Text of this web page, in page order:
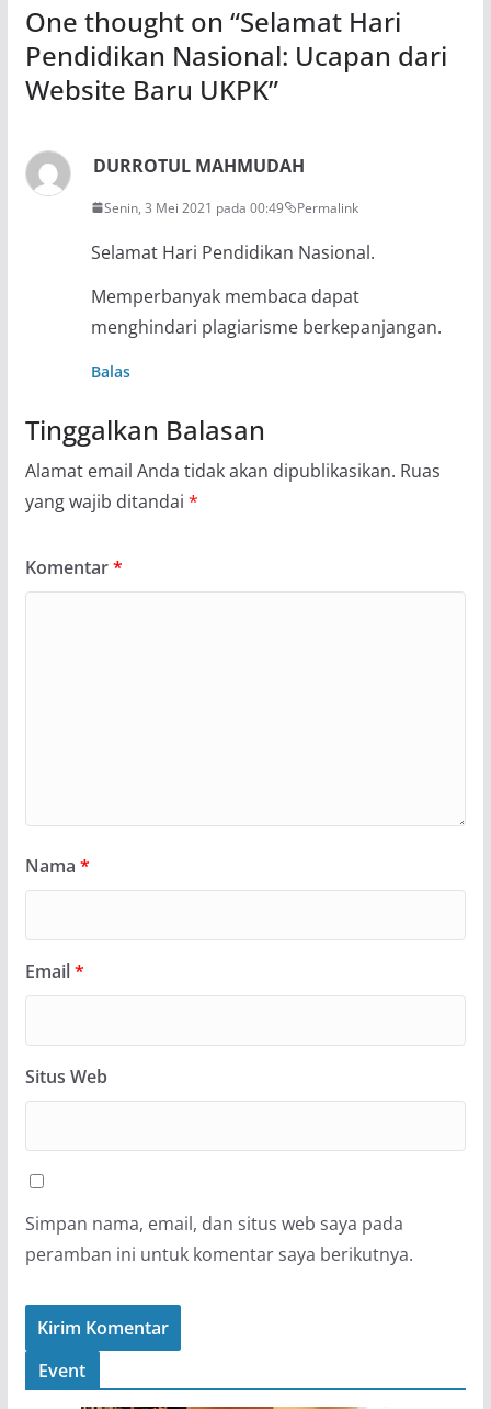
One thought on “Selamat Hari
Pendidikan Nasional: Ucapan dari
Website Baru UKPK”
DURROTUL MAHMUDAH
Senin, 3 Mei 2021 pada 00:49 Permalink
Selamat Hari Pendidikan Nasional.
Memperbanyak membaca dapat
menghindari plagiarisme berkepanjangan.
Balas
Tinggalkan Balasan
Alamat email Anda tidak akan dipublikasikan. Ruas
yang wajib ditandai *
Komentar*
Nama *
Email*
Situs Web
Simpan nama, email, dan situs web saya pada
peramban ini untuk komentar saya berikutnya.
Event